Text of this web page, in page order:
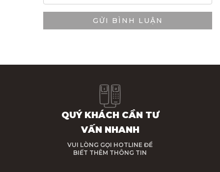
GỬI BÌNH LUẬN
QUÝ KHÁCH CẦN TƯ
VẤN NHANH
VUI LÒNG GỌI HOTLINE ĐỂ
BIẾT THÊM THÔNG TIN